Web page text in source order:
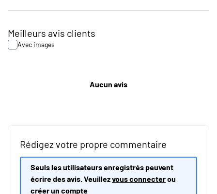
Meilleurs avis clients
Avec images
Aucun avis
Rédigez votre propre commentaire
Seuls les utilisateurs enregistrés peuvent
écrire des avis. Veuillezvous connecterou
créer un compte